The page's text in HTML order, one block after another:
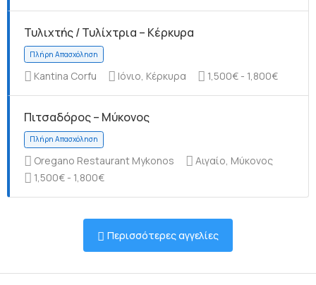
Πλήρη Απασχόληση
Πλήρη Απασχόληση
Τυλιχτής / Τυλίχτρια – Κέρκυρα
Kantina Corfu Ιόνιο, Κέρκυρα 1,500€ - 1,800€
Πιτσαδόρος – Μύκονος
Oregano Restaurant Mykonos
Αιγαίο, Μύκονος
1,500€ - 1,800€
Περισσότερες αγγελίες